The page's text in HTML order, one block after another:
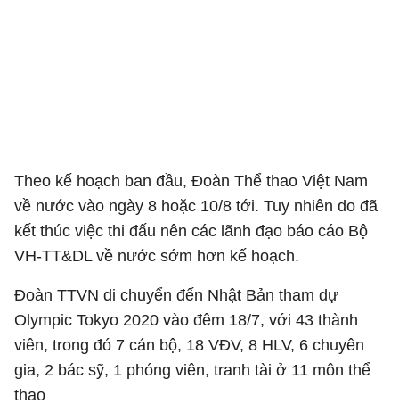
Theo kế hoạch ban đầu, Đoàn Thể thao Việt Nam
về nước vào ngày 8 hoặc 10/8 tới. Tuy nhiên do đã
kết thúc việc thi đấu nên các lãnh đạo báo cáo Bộ
VH-TT&DL về nước sớm hơn kế hoạch.
Đoàn TTVN di chuyển đến Nhật Bản tham dự
Olympic Tokyo 2020 vào đêm 18/7, với 43 thành
viên, trong đó 7 cán bộ, 18 VĐV, 8 HLV, 6 chuyên
gia, 2 bác sỹ, 1 phóng viên, tranh tài ở 11 môn thể
thao